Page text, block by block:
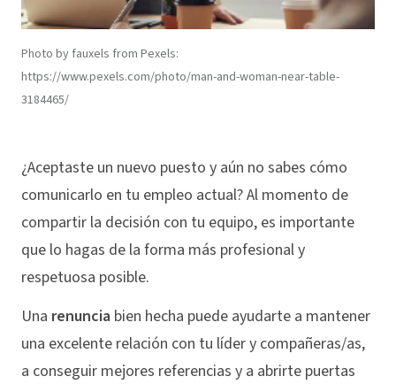
Photo by fauxels from Pexels:
https://www.pexels.com/photo/man-and-woman-near-table-
3184465/
¿Aceptaste un nuevo puesto y aún no sabes cómo
comunicarlo en tu empleo actual? Al momento de
compartir la decisión con tu equipo, es importante
que lo hagas de la forma más profesional y
respetuosa posible.
Una renuncia bien hecha puede ayudarte a mantener
una excelente relación con tu líder y compañeras/as,
a conseguir mejores referencias y a abrirte puertas